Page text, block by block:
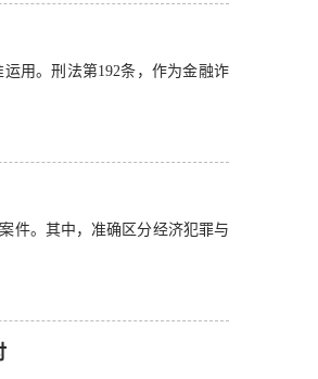
用。刑法第192条，作为金融诈
件。其中，准确区分经济犯罪与